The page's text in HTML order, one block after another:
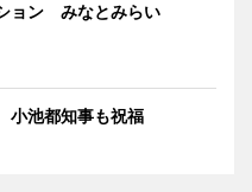
ョン みなとみらい
池都知事も祝福